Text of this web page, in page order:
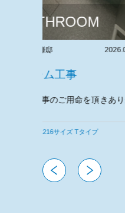
大阪市大正区｜A様邸
浴室リフォーム
A様、この度は工事
今後とも宜しくお
TOTO／WYシリーズ